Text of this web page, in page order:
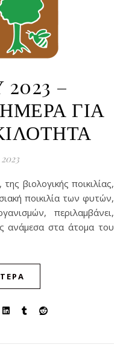
–
ΓΙΑ
ποικιλία των φυτών,
περιλαμβάνει,
ανάμεσα στα άτομα του